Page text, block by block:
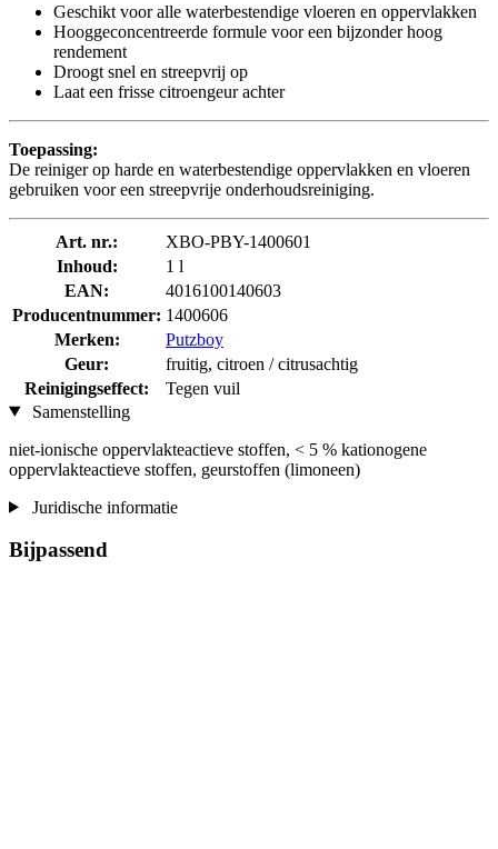
Geschikt voor alle waterbestendige vloeren en oppervlakken
Hooggeconcentreerde formule voor een bijzonder hoog
rendement
Droogt snel en streepvrij op
Laat een frisse citroengeur achter
Toepassing:
De reiniger op harde en waterbestendige oppervlakken en vloeren
gebruiken voor een streepvrije onderhoudsreiniging.
Art. nr.:
XBO-PBY-1400601
Inhoud:
1 l
EAN:
4016100140603
Producentnummer: 1400606
Merken:
Putzboy
Geur:
fruitig, citroen / citrusachtig
Reinigingseffect:
Tegen vuil
Samenstelling
niet-ionische oppervlakteactieve stoffen, < 5 % kationogene
oppervlakteactieve stoffen, geurstoffen (limoneen)
Juridische informatie
Bijpassend